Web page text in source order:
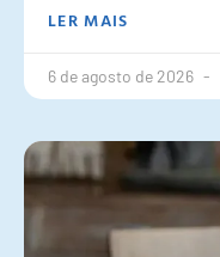
LER MAIS
6 de agosto de 2026